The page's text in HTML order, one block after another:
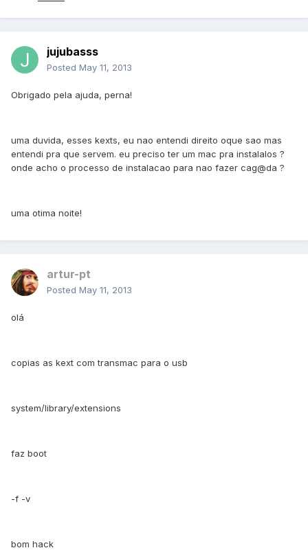
jujubasss
Posted May 11, 2013
Obrigado pela ajuda, perna!
uma duvida, esses kexts, eu nao entendi direito oque sao mas
entendi pra que servem. eu preciso ter um mac pra instalalos ?
onde acho o processo de instalacao para nao fazer cag@da ?
uma otima noite!
artur-pt
Posted May 11, 2013
olá
copias as kext com transmac para o usb
system/library/extensions
faz boot
-f -v
bom hack